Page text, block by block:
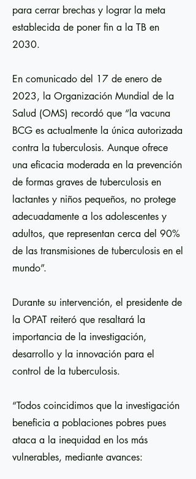
para cerrar brechas y lograr la meta
establecida de poner fin a la TB en
2030.
En comunicado del 17 de enero de
2023, la Organización Mundial de la
Salud (OMS) recordó que “la vacuna
BCG es actualmente la única autorizada
contra la tuberculosis. Aunque ofrece
una eficacia moderada en la prevención
de formas graves de tuberculosis en
lactantes y niños pequeños, no protege
adecuadamente a los adolescentes y
adultos, que representan cerca del 90%
de las transmisiones de tuberculosis en el
mundo”.
Durante su intervención, el presidente de
la OPAT reiteró que resaltará la
importancia de la investigación,
desarrollo y la innovación para el
control de la tuberculosis.
“Todos coincidimos que la investigación
beneficia a poblaciones pobres pues
ataca a la inequidad en los más
vulnerables, mediante avances: